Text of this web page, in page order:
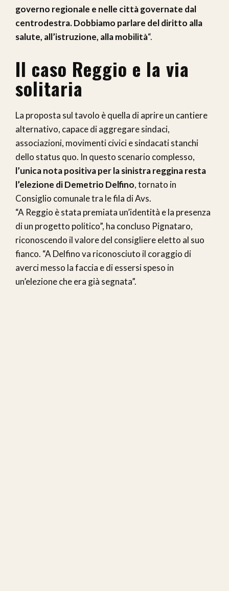
governo regionale e nelle città governate dal
centrodestra. Dobbiamo parlare del diritto alla
salute, all’istruzione, alla mobilità“.
Il caso Reggio e la via
solitaria
La proposta sul tavolo è quella di aprire un cantiere
alternativo, capace di aggregare sindaci,
associazioni, movimenti civici e sindacati stanchi
dello status quo. In questo scenario complesso,
l’unica nota positiva per la sinistra reggina resta
l’elezione di Demetrio Delfino, tornato in
Consiglio comunale tra le fila di Avs.
“A Reggio è stata premiata un’identità e la presenza
di un progetto politico”, ha concluso Pignataro,
riconoscendo il valore del consigliere eletto al suo
fianco. “A Delfino va riconosciuto il coraggio di
averci messo la faccia e di essersi speso in
un’elezione che era già segnata”.